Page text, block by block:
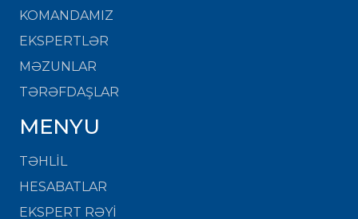
KOMANDAMIZ
EKSPERTLƏR
MƏZUNLAR
TƏRƏFDAŞLAR
MENYU
TƏHLİL
HESABATLAR
EKSPERT RƏYİ